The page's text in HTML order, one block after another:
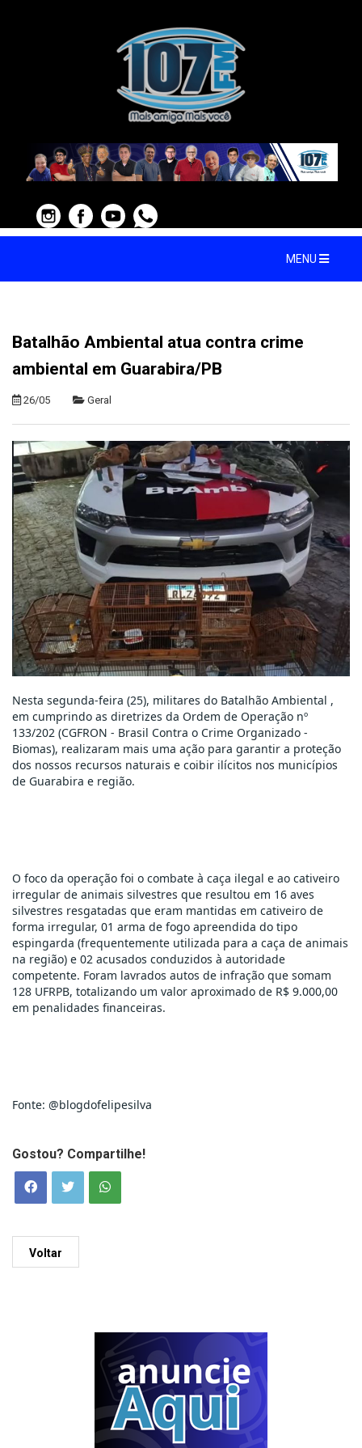
MENU
Batalhão Ambiental atua contra crime
ambiental em Guarabira/PB
26/05 Geral
Nesta segunda-feira (25), militares do Batalhão Ambiental ,
em cumprindo as diretrizes da Ordem de Operação nº
133/202 (CGFRON - Brasil Contra o Crime Organizado -
Biomas), realizaram mais uma ação para garantir a proteção
dos nossos recursos naturais e coibir ilícitos nos municípios
de Guarabira e região.
O foco da operação foi o combate à caça ilegal e ao cativeiro
irregular de animais silvestres que resultou em 16 aves
silvestres resgatadas que eram mantidas em cativeiro de
forma irregular, 01 arma de fogo apreendida do tipo
espingarda (frequentemente utilizada para a caça de animais
na região) e 02 acusados conduzidos à autoridade
competente. Foram lavrados autos de infração que somam
128 UFRPB, totalizando um valor aproximado de R$ 9.000,00
em penalidades financeiras.
Fonte: @blogdofelipesilva
Gostou? Compartilhe!
Voltar